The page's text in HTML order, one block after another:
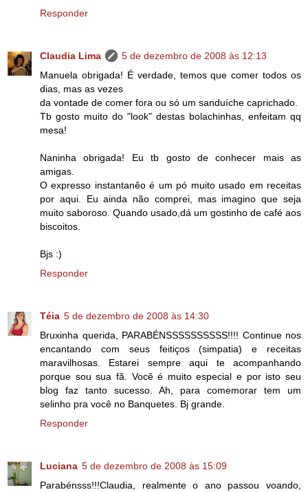
Responder
Claudia Lima
5 de dezembro de 2008 às 12:13
Manuela obrigada! É verdade, temos que comer todos os
dias, mas as vezes
da vontade de comer fora ou só um sanduíche caprichado.
Tb gosto muito do "look" destas bolachinhas, enfeitam qq
mesa!
Naninha obrigada! Eu tb gosto de conhecer mais as
amigas.
O expresso instantanêo é um pó muito usado em receitas
por aqui. Eu ainda não comprei, mas imagino que seja
muito saboroso. Quando usado,dá um gostinho de café aos
biscoitos.
Bjs :)
Responder
Téia 5 de dezembro de 2008 às 14:30
Bruxinha querida, PARABÉNSSSSSSSSSS!!!! Continue nos
encantando com seus feitiços (simpatia) e receitas
maravilhosas. Estarei sempre aqui te acompanhando
porque sou sua fã. Você é muito especial e por isto seu
blog faz tanto sucesso. Ah, para comemorar tem um
selinho pra você no Banquetes. Bj grande.
Responder
Luciana 5 de dezembro de 2008 às 15:09
Parabénsss!!!Claudia, realmente o ano passou voando,